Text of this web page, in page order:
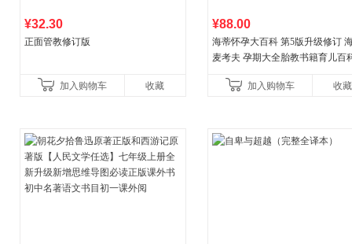
¥32.30
正面管教修订版
加入购物车 收藏
¥88.00
海蒂怀孕大百科 第5版升级修订
麦考夫 孕期大全胎教书籍育儿百
健养生百科读物当
加入购物车 收藏